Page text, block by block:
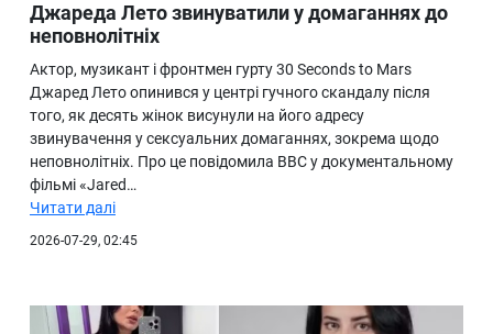
Джареда Лето звинуватили у домаганнях до
неповнолітніх
Актор, музикант і фронтмен гурту 30 Seconds to Mars
Джаред Лето опинився у центрі гучного скандалу після
того, як десять жінок висунули на його адресу
звинувачення у сексуальних домаганнях, зокрема щодо
неповнолітніх. Про це повідомила BBC у документальному
фільмі «Jared…
Читати далі
2026-07-29, 02:45